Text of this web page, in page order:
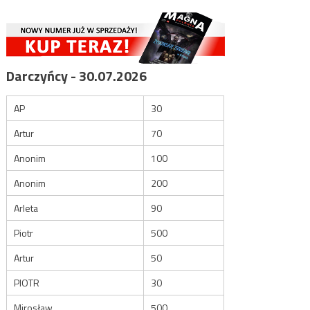
Darczyńcy - 30.07.2026
AP
30
Artur
70
Anonim
100
Anonim
200
Arleta
90
Piotr
500
Artur
50
PIOTR
30